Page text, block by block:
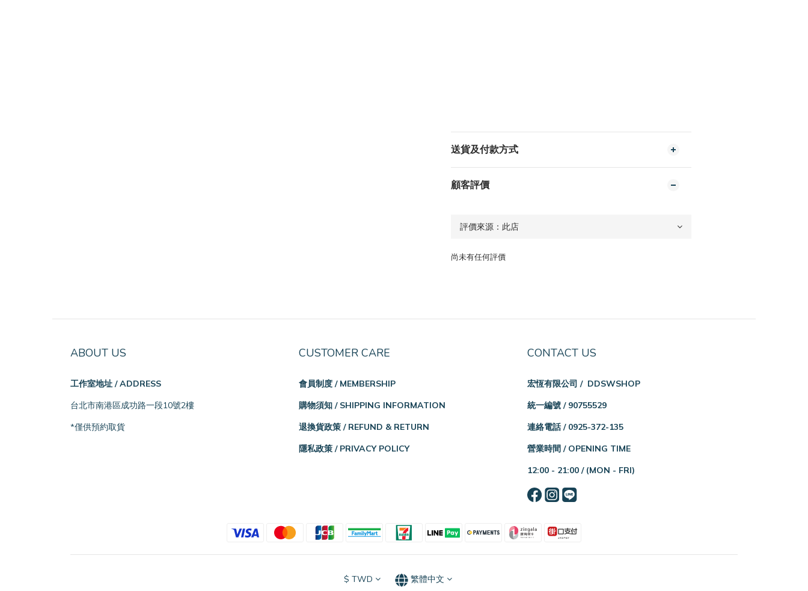
送貨及付款方式
顧客評價
尚未有任何評價
ABOUT US
工作室地址 / ADDRESS
台北市南港區成功路一段10號2樓
*僅供預約取貨
CUSTOMER CARE
會員制度 / MEMBERSHIP
購物須知 / SHIPPING INFORMATION
退換貨政策 / REFUND & RETURN
隱私政策 / PRIVACY POLICY
CONTACT US
宏恆有限公司 / DDSWSHOP
統一編號 / 90755529
連絡電話 / 0925-372-135
營業時間 / OPENING TIME
12:00 - 21:00 / (MON - FRI)
$ TWD 繁體中文